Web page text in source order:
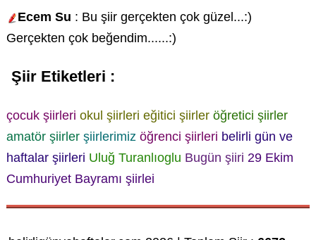
Ecem Su : Bu şiir gerçekten çok güzel...:)
Gerçekten çok beğendim......:)
Şiir Etiketleri :
çocuk şiirleri okul şiirleri eğitici şiirler öğretici şiirler
amatör şiirler şiirlerimiz öğrenci şiirleri belirli gün ve
haftalar şiirleri Uluğ Turanlıoglu Bugün şiiri 29 Ekim
Cumhuriyet Bayramı şiirlei